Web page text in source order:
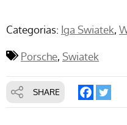
Categorias: Iga Swiatek
Porsche Swiatek
SHARE